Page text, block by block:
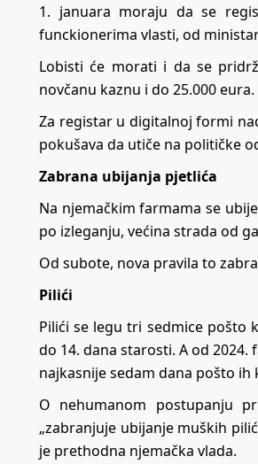
1. januara moraju da se
funckionerima vlasti, od
Lobisti će morati i da se
novčanu kaznu i do 25.000 eura.
Za registar u digitalnoj formi
pokušava da utiče na političke
Zabrana ubijanja pjetlića
Na njemačkim farmama se
po izleganju, većina strada od
Od subote, nova pravila to
Pilići
Pilići se legu tri sedmice pošto
do 14. dana starosti. A od
najkasnije sedam dana pošto
O nehumanom postupanju
„zabranjuje ubijanje muških
je prethodna njemačka vlada.